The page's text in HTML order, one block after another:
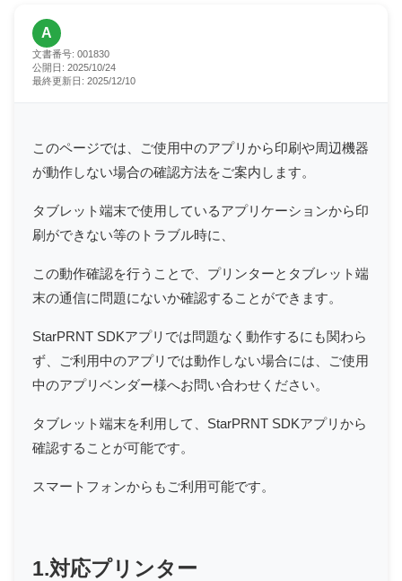
A
文書番号: 001830
公開日: 2025/10/24
最終更新日: 2025/12/10
このページでは、ご使用中のアプリから印刷や周辺機器
が動作しない場合の確認方法をご案内します。
タブレット端末で使用しているアプリケーションから印
刷ができない等のトラブル時に、
この動作確認を行うことで、プリンターとタブレット端
末の通信に問題にないか確認することができます。
StarPRNT SDKアプリでは問題なく動作するにも関わら
ず、ご利用中のアプリでは動作しない場合には、ご使用
中のアプリベンダー様へお問い合わせください。
タブレット端末を利用して、StarPRNT SDKアプリから
確認することが可能です。
スマートフォンからもご利用可能です。
1.対応プリンター